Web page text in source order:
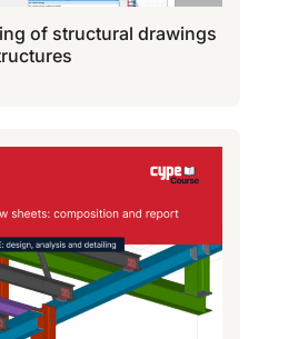
of structural drawings